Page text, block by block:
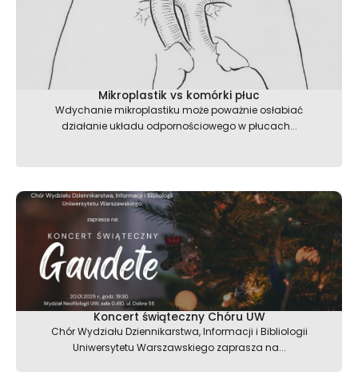
Mikroplastik vs komórki płuc
Wdychanie mikroplastiku może poważnie osłabiać
działanie układu odpornościowego w płucach...
Koncert świąteczny Chóru UW
Chór Wydziału Dziennikarstwa, Informacji i Bibliologii
Uniwersytetu Warszawskiego zaprasza na...